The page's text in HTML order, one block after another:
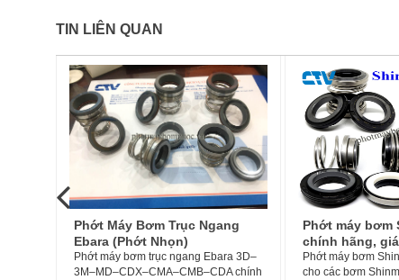
TIN LIÊN QUAN
Phớt máy bơm Shinmaywa
chính hãng, giá tốt
Phớt máy bơm Shinmaywa được dùng
cho các bơm Shinmaywa như:
Thay phớt máy
- Sửa chữa,
bơm
Phớt máy bơm
khẩu của một số